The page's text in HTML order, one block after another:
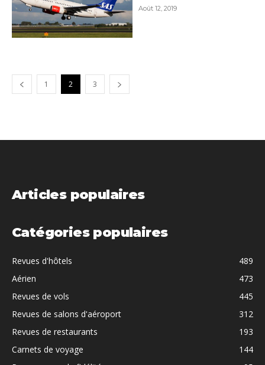
Août 12, 2019
1 2 3
Articles populaires
Catégories populaires
Revues d'hôtels
489
Aérien
473
Revues de vols
445
Revues de salons d'aéroport
312
Revues de restaurants
193
Carnets de voyage
144